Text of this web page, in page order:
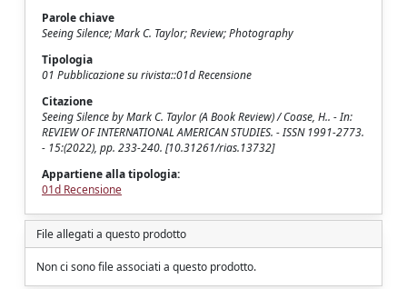
Parole chiave
Seeing Silence; Mark C. Taylor; Review; Photography
Tipologia
01 Pubblicazione su rivista::01d Recensione
Citazione
Seeing Silence by Mark C. Taylor (A Book Review) / Coase, H.. - In:
REVIEW OF INTERNATIONAL AMERICAN STUDIES. - ISSN 1991-2773.
- 15:(2022), pp. 233-240. [10.31261/rias.13732]
Appartiene alla tipologia:
01d Recensione
File allegati a questo prodotto
Non ci sono file associati a questo prodotto.